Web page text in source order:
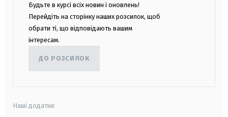
Будьте в курсі всіх новин і оновлень!
Перейдіть на сторінку наших розсилок, щоб
обрати ті, що відповідають вашим
інтересам.
ДО РОЗСИЛОК
Наші додатки: